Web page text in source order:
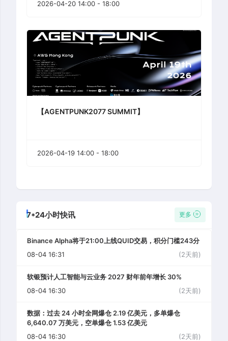
2026-04-20 14:00 - 18:00
【AGENTPUNK2077 SUMMIT】
2026-04-19 14:00 - 18:00
7*24小时快讯 更多
Binance Alpha将于21:00上线QUID交易，积分门槛243分
08-04 16:31
(2天前)
软银预计人工智能与云业务 2027 财年前年增长 30%
08-04 16:30
(2天前)
数据：过去 24 小时全网爆仓 2.19 亿美元，多单爆仓
6,640.07 万美元，空单爆仓 1.53 亿美元
08-04 16:30
(2天前)